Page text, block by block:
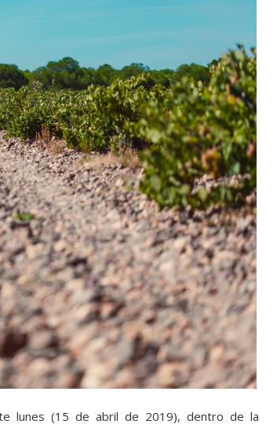
lunes (15 de abril de 2019), dentro de la